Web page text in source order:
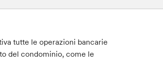
tutte le operazioni bancarie
del condominio, come le